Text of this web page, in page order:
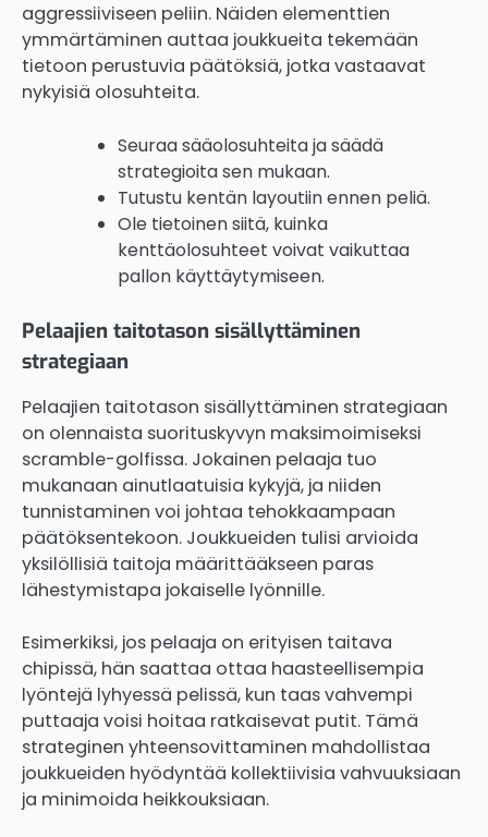
aggressiiviseen peliin. Näiden elementtien
ymmärtäminen auttaa joukkueita tekemään
tietoon perustuvia päätöksiä, jotka vastaavat
nykyisiä olosuhteita.
Seuraa sääolosuhteita ja säädä
strategioita sen mukaan.
Tutustu kentän layoutiin ennen peliä.
Ole tietoinen siitä, kuinka
kenttäolosuhteet voivat vaikuttaa
pallon käyttäytymiseen.
Pelaajien taitotason sisällyttäminen
strategiaan
Pelaajien taitotason sisällyttäminen strategiaan
on olennaista suorituskyvyn maksimoimiseksi
scramble-golfissa. Jokainen pelaaja tuo
mukanaan ainutlaatuisia kykyjä, ja niiden
tunnistaminen voi johtaa tehokkaampaan
päätöksentekoon. Joukkueiden tulisi arvioida
yksilöllisiä taitoja määrittääkseen paras
lähestymistapa jokaiselle lyönnille.
Esimerkiksi, jos pelaaja on erityisen taitava
chipissä, hän saattaa ottaa haasteellisempia
lyöntejä lyhyessä pelissä, kun taas vahvempi
puttaaja voisi hoitaa ratkaisevat putit. Tämä
strateginen yhteensovittaminen mahdollistaa
joukkueiden hyödyntää kollektiivisia vahvuuksiaan
ja minimoida heikkouksiaan.